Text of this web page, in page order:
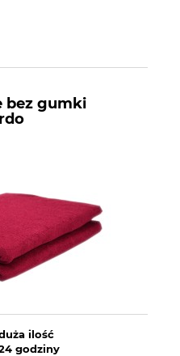
bez gumki
ilość
godziny